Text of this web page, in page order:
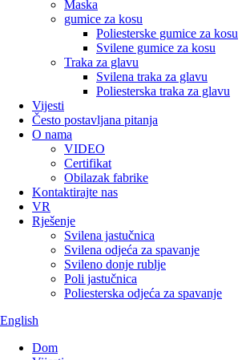
Maska
gumice za kosu
Poliesterske gumice za kosu
Svilene gumice za kosu
Traka za glavu
Svilena traka za glavu
Poliesterska traka za glavu
Vijesti
Često postavljana pitanja
O nama
VIDEO
Certifikat
Obilazak fabrike
Kontaktirajte nas
VR
Rješenje
Svilena jastučnica
Svilena odjeća za spavanje
Svileno donje rublje
Poli jastučnica
Poliesterska odjeća za spavanje
English
Dom